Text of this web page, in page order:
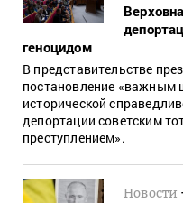
геноцидом
В представительстве
постановление «важным
исторической
депортации советским
преступлением».
Новости